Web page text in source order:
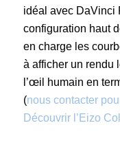
idéal avec DaVinci
configuration haut
en charge les
à afficher un rendu
l’œil humain en
(nous contacter
Découvrir l’Eizo